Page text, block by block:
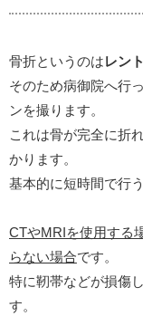
骨折というのはレン
そのため病御院へ行
ンを撮ります。
これは骨が完全に折
かります。
基本的に短時間で行
CTやMRIを使用する
らない場合です。
特に靭帯などが損傷
す。